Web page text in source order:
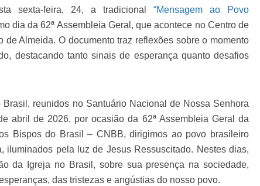
sexta-feira, 24, a tradicional “Mensagem ao Povo
dia da 62ª Assembleia Geral, que acontece no Centro de
de Almeida. O documento traz reflexões sobre o momento
destacando tanto sinais de esperança quanto desafios
Brasil, reunidos no Santuário Nacional de Nossa Senhora
abril de 2026, por ocasião da 62ª Assembleia Geral da
Bispos do Brasil – CNBB, dirigimos ao povo brasileiro
iluminados pela luz de Jesus Ressuscitado. Nestes dias,
da Igreja no Brasil, sobre sua presença na sociedade,
das tristezas e angústias do nosso povo.